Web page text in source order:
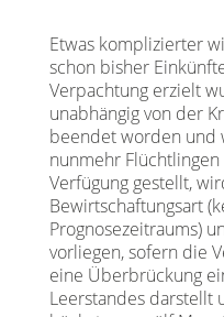
Etwas komplizierter
schon bisher
Verpachtung erzielt
unabhängig von der
beendet worden
nunmehr
Verfügung gestellt,
Bewirtschaftungsart
Prognosezeitraums)
vorliegen, sofern die
eine Überbrückung
Leerstandes darstellt